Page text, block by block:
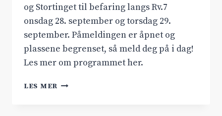
og Stortinget til befaring langs Rv.7
onsdag 28. september og torsdag 29.
september. Påmeldingen er åpnet og
plassene begrenset, så meld deg på i dag!
Les mer om programmet her.
LES MER BEFARER